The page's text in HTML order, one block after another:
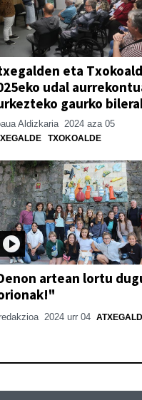
eta
udal
gaurko
Aldizkaria 2024 aza 05
TXOKOALDE
artean lortu
2024 urr 04